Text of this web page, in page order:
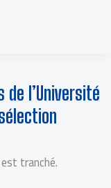
l’Université
tranché.